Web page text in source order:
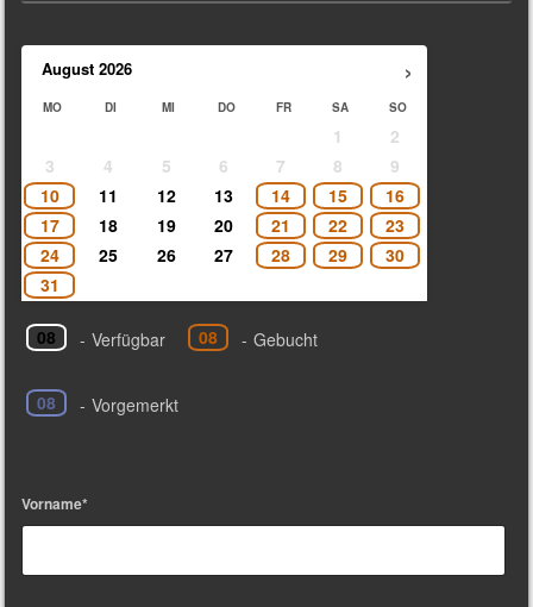
›
August 2026
MO DI MI DO FR SA SO
1
2
3
4 5 6 7 8
9
10
11 12 13 14 15
16
17
18 19 20 21 22
23
24
25 26 27 28 29
30
31
08 - Verfügbar 08 - Gebucht
08 - Vorgemerkt
Vorname*